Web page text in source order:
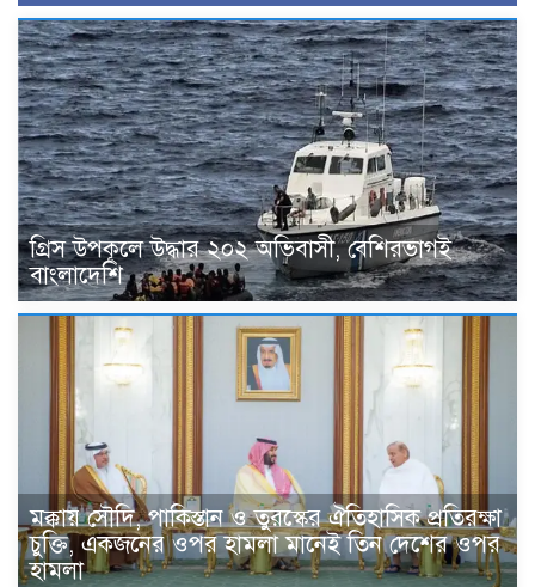
গ্রিস উপকূলে উদ্ধার ২০২ অভিবাসী, বেশিরভাগই
বাংলাদেশি
মক্কায় সৌদি, পাকিস্তান ও তুরস্কের ঐতিহাসিক প্রতিরক্ষা
চুক্তি, একজনের ওপর হামলা মানেই তিন দেশের ওপর
হামলা